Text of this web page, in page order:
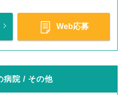
Web応募
病院 / その他